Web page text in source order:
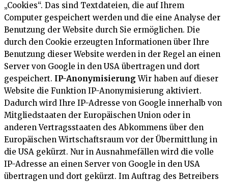
„Cookies“. Das sind Textdateien, die auf Ihrem
Computer gespeichert werden und die eine Analyse der
Benutzung der Website durch Sie ermöglichen. Die
durch den Cookie erzeugten Informationen über Ihre
Benutzung dieser Website werden in der Regel an einen
Server von Google in den USA übertragen und dort
gespeichert. IP-Anonymisierung Wir haben auf dieser
Website die Funktion IP-Anonymisierung aktiviert.
Dadurch wird Ihre IP-Adresse von Google innerhalb von
Mitgliedstaaten der Europäischen Union oder in
anderen Vertragsstaaten des Abkommens über den
Europäischen Wirtschaftsraum vor der Übermittlung in
die USA gekürzt. Nur in Ausnahmefällen wird die volle
IP-Adresse an einen Server von Google in den USA
übertragen und dort gekürzt. Im Auftrag des Betreibers